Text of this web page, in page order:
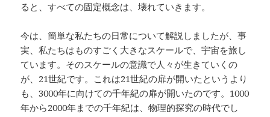
ると、すべての固定概念は、壊れていきます。
今は、簡単な私たちの日常について解説しましたが、事
実、私たちはものすごく大きなスケールで、宇宙を旅し
ています。そのスケールの意識で人々が生きていくの
が、21世紀です。これは21世紀の扉が開いたというより
も、3000年に向けての千年紀の扉が開いたのです。1000
年から2000年までの千年紀は、物理的探究の時代でし